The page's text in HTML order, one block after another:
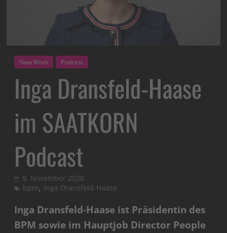
New Work Podcast
Inga Dransfeld-Haase
im SAATKORN
Podcast
9. November 2020
bpm, Inga Dransfeld-Haase
Inga Dransfeld-Haase ist Präsidentin des
BPM sowie im Hauptjob Director People